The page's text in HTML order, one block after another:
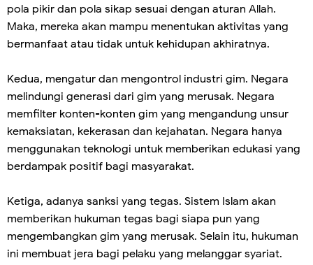
pola pikir dan pola sikap sesuai dengan aturan Allah.
Maka, mereka akan mampu menentukan aktivitas yang
bermanfaat atau tidak untuk kehidupan akhiratnya.
Kedua, mengatur dan mengontrol industri gim. Negara
melindungi generasi dari gim yang merusak. Negara
memfilter konten-konten gim yang mengandung unsur
kemaksiatan, kekerasan dan kejahatan. Negara hanya
menggunakan teknologi untuk memberikan edukasi yang
berdampak positif bagi masyarakat.
Ketiga, adanya sanksi yang tegas. Sistem Islam akan
memberikan hukuman tegas bagi siapa pun yang
mengembangkan gim yang merusak. Selain itu, hukuman
ini membuat jera bagi pelaku yang melanggar syariat.